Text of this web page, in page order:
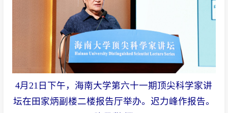
4月21日下午，海南大学第六十一期顶尖科学家讲
坛在田家炳副楼二楼报告厅举办。迟力峰作报告。